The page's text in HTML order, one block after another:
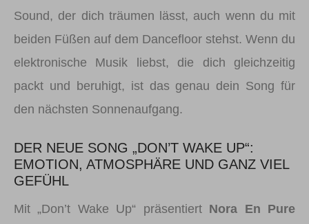
Sound, der dich träumen lässt, auch wenn du mit
beiden Füßen auf dem Dancefloor stehst. Wenn du
elektronische Musik liebst, die dich gleichzeitig
packt und beruhigt, ist das genau dein Song für
den nächsten Sonnenaufgang.
DER NEUE SONG „DON’T WAKE UP“:
EMOTION, ATMOSPHÄRE UND GANZ VIEL
GEFÜHL
Mit „Don’t Wake Up“ präsentiert Nora En Pure